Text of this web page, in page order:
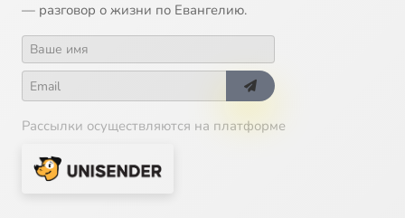
— разговор о жизни по Евангелию.
Рассылки осуществляются на платформе